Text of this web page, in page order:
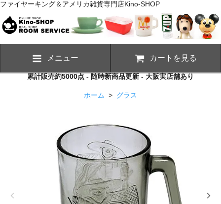
ファイヤーキング＆アメリカ雑貨専門店Kino-SHOP
メニュー カートを見る
累計販売約5000点 - 随時新商品更新 - 大阪実店舗あり
ホーム > グラス